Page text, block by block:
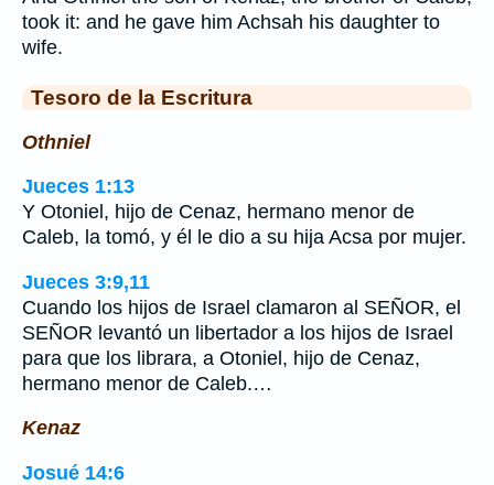
took it: and he gave him Achsah his daughter to
wife.
Tesoro de la Escritura
Othniel
Jueces 1:13
Y Otoniel, hijo de Cenaz, hermano menor de
Caleb, la tomó, y él le dio a su hija Acsa por mujer.
Jueces 3:9,11
Cuando los hijos de Israel clamaron al SEÑOR, el
SEÑOR levantó un libertador a los hijos de Israel
para que los librara, a Otoniel, hijo de Cenaz,
hermano menor de Caleb.…
Kenaz
Josué 14:6